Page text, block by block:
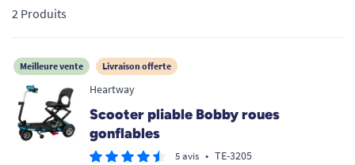
2 Produits
Meilleure vente Livraison offerte
Heartway
Scooter pliable Bobby roues
gonflables
5 avis • TE-3205